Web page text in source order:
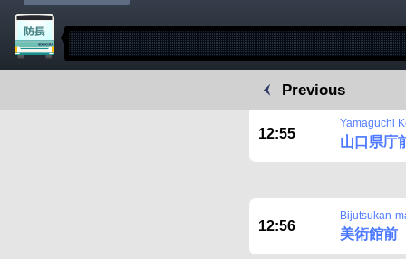
Previous
12:55
Yamaguchi
山口県庁
12:56
Bijutsukan-
美術館前